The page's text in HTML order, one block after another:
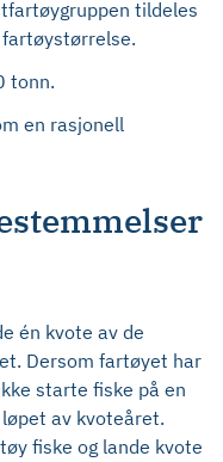
tildeles
tonn.
en rasjonell
én kvote av de
Dersom fartøyet har
starte fiske på en
av kvoteåret.
fiske og lande kvote